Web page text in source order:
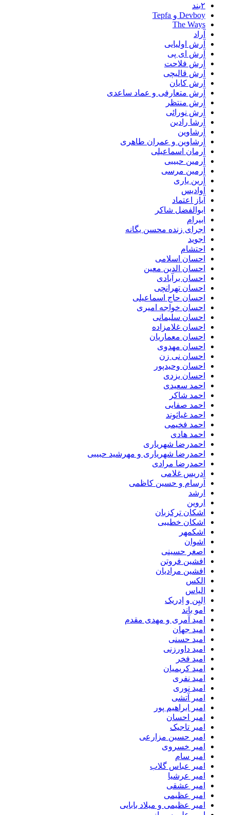
۲بند
Devboy و Tepfa
The Ways
آراد
آرش اولیایی
آرش ای پی
آرش فلاحت
آرش قالیچی
آرش کایان
آرش متعارفی و عماد ساعدی
آرش منتظر
آرش نورائی
آرشا رادین
آرشاوین
آرشاوین و عمران طاهری
آرمان اسماعیلی
آرمین حبیبی
آرمین مرسی
آرین یاری
آوادیس
آیاز اعتماد
ابوالفضل شاکر
ابیرام
اجرای زنده محسن یگانه
اجوید
احتشام
احسان اسلامی
احسان الدین معین
احسان برآبادی
احسان تهرانچی
احسان حاج اسماعیلی
احسان خواجه امیری
احسان سلیمانی
احسان غلامزاده
احسان معماریان
احسان مهدوی
احسان نی زن
احسان وحیدپور
احسان یزدی
احمد سعیدی
احمد شاکر
احمد صفایی
احمد غیاثوند
احمد فخیمی
احمد هادی
احمدرضا شهریاری
احمدرضا شهریاری و مهرشید حبیبی
احمدرضا مرادی
ادریس غلامی
اَرسام و حسین کاظمی
ارشد
اروین
اشکان ترکزبان
اشکان خطیبی
اشکمهر
اشوان
اصغر حسینی
افشین فروتن
افشین مرادیان
الکس
الیاس
اِلیِن و اِدریک
امو باند
امید آمری و مهدی مقدم
امید جهان
امید حسنی
امید داورزنی
امید فخر
امید کریمیان
امید نفری
امید نوری
امیر آتشی
امیر ابراهیم پور
امیر احسان
امیر تاجیک
امیر حسین مزارعی
امیر خسروی
امیر سام
امیر عباس گلاب
امیر عرشیا
امیر عشقی
امیر عظیمی
امیر عظیمی و میلاد بابایی